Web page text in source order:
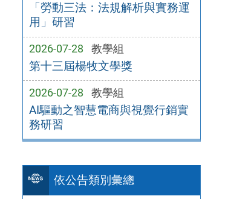
「勞動三法：法規解析與實務運
用」研習
2026-07-28 教學組
第十三屆楊牧文學獎
2026-07-28 教學組
AI驅動之智慧電商與視覺行銷實
務研習
依公告類別彙總